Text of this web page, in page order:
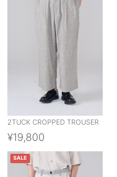
2TUCK CROPPED TROUSER
¥19,800
SALE